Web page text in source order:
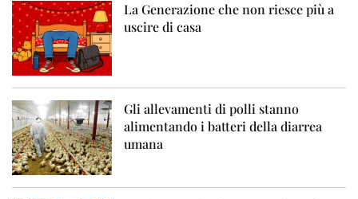
La Generazione che non riesce più a
uscire di casa
Gli allevamenti di polli stanno
alimentando i batteri della diarrea
umana